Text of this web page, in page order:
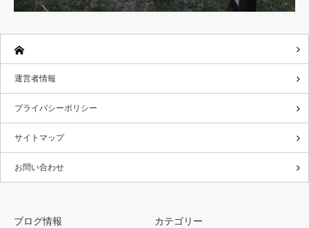
運営者情報
プライバシーポリシー
サイトマップ
お問い合わせ
ブログ情報 カテゴリー